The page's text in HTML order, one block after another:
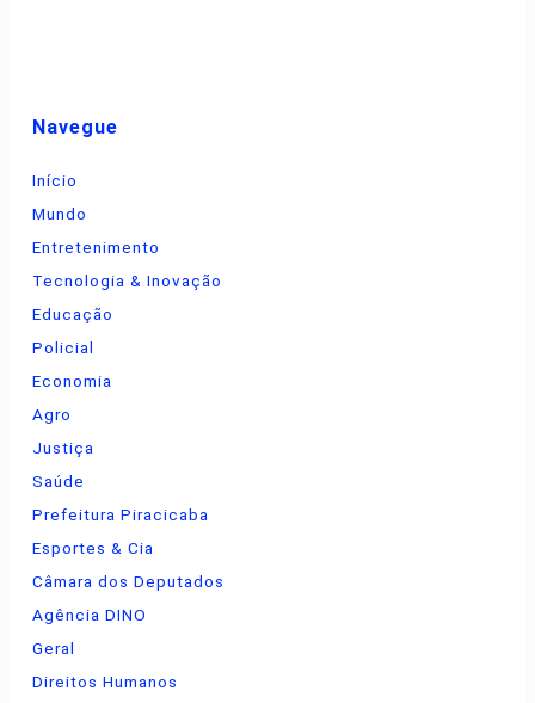
Navegue
Início
Mundo
Entretenimento
Tecnologia & Inovação
Educação
Policial
Economia
Agro
Justiça
Saúde
Prefeitura Piracicaba
Esportes & Cia
Câmara dos Deputados
Agência DINO
Geral
Direitos Humanos